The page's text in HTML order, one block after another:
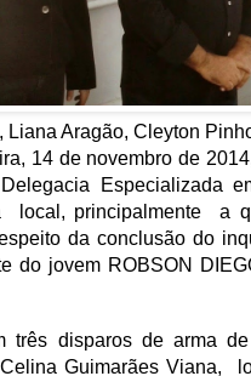
Liana Aragão, Cleyton
14 de novembro de
Especializada
local, principalmente a
da conclusão do
do jovem ROBSON
três disparos de arma
Guimarães Viana,